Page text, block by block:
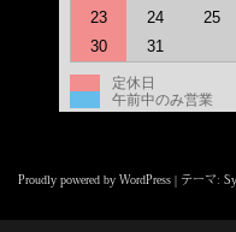
23
24 25
30
31
定休日
午前中のみ営業
Proudly powered by WordPress テーマ: